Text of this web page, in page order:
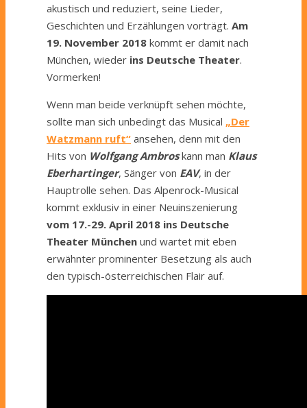
akustisch und reduziert, seine Lieder,
Geschichten und Erzählungen vorträgt. Am
19. November 2018 kommt er damit nach
München, wieder ins Deutsche Theater.
Vormerken!
Wenn man beide verknüpft sehen möchte,
sollte man sich unbedingt das Musical „Der
Watzmann ruft“ ansehen, denn mit den
Hits von Wolfgang Ambroskann man Klaus
Eberhartinger, Sänger von EAV, in der
Hauptrolle sehen. Das Alpenrock-Musical
kommt exklusiv in einer Neuinszenierung
vom 17.-29. April 2018 ins Deutsche
Theater München und wartet mit eben
erwähnter prominenter Besetzung als auch
den typisch-österreichischen Flair auf.